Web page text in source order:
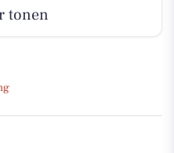
tonen